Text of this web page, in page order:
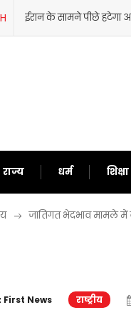
ईरान के सामने पीछे हटेगा
राज्य धर्म शिक्षा
जातिगत भेदभाव मामले में
First News राष्ट्रीय